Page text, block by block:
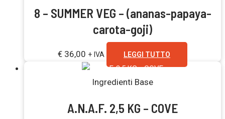
8 – SUMMER VEG – (ananas-papaya-
carota-goji)
€ 36,00 + IVA LEGGI TUTTO
Ingredienti Base
A.N.A.F. 2,5 KG – COVE